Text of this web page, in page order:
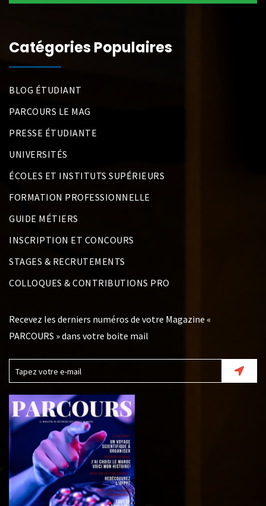
Catégories Populaires
BLOG ÉTUDIANT
PARCOURS LE MAG
PRESSE ÉTUDIANTE
UNIVERSITÉS
ÉCOLES ET INSTITUTS SUPÉRIEURS
FORMATION PROFESSIONNELLE
GUIDE MÉTIERS
INSCRIPTION ET CONCOURS
STAGES & RECRUTEMENTS
COLLOQUES & CONTRIBUTIONS PRO
Recevez les derniers numéros de votre Magazine «
PARCOURS » dans votre boite mail